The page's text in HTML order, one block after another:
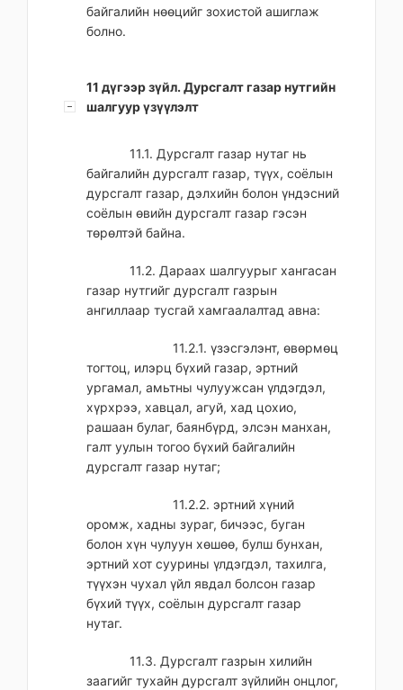
байгалийн нөөцийг зохистой ашиглаж
болно.
11 дүгээр зүйл. Дурсгалт газар нутгийн
шалгуур үзүүлэлт
11.1. Дурсгалт газар нутаг нь
байгалийн дурсгалт газар, түүх, соёлын
дурсгалт газар, дэлхийн болон үндэсний
соёлын өвийн дурсгалт газар гэсэн
төрөлтэй байна.
11.2. Дараах шалгуурыг хангасан
газар нутгийг дурсгалт газрын
ангиллаар тусгай хамгаалалтад авна:
11.2.1. үзэсгэлэнт, өвөрмөц
тогтоц, илэрц бүхий газар, эртний
ургамал, амьтны чулуужсан үлдэгдэл,
хүрхрээ, хавцал, агуй, хад цохио,
рашаан булаг, баянбүрд, элсэн манхан,
галт уулын тогоо бүхий байгалийн
дурсгалт газар нутаг;
11.2.2. эртний хүний
оромж, хадны зураг, бичээс, буган
болон хүн чулуун хөшөө, булш бунхан,
эртний хот суурины үлдэгдэл, тахилга,
түүхэн чухал үйл явдал болсон газар
бүхий түүх, соёлын дурсгалт газар
нутаг.
11.3. Дурсгалт газрын хилийн
заагийг тухайн дурсгалт зүйлийн онцлог,